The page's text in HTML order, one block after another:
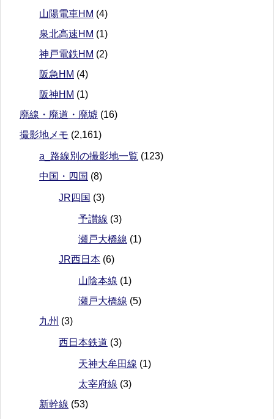
山陽電車HM (4)
泉北高速HM (1)
神戸電鉄HM (2)
阪急HM (4)
阪神HM (1)
廃線・廃道・廃墟 (16)
撮影地メモ (2,161)
a_路線別の撮影地一覧 (123)
中国・四国 (8)
JR四国 (3)
予讃線 (3)
瀬戸大橋線 (1)
JR西日本 (6)
山陰本線 (1)
瀬戸大橋線 (5)
九州 (3)
西日本鉄道 (3)
天神大牟田線 (1)
太宰府線 (3)
新幹線 (53)